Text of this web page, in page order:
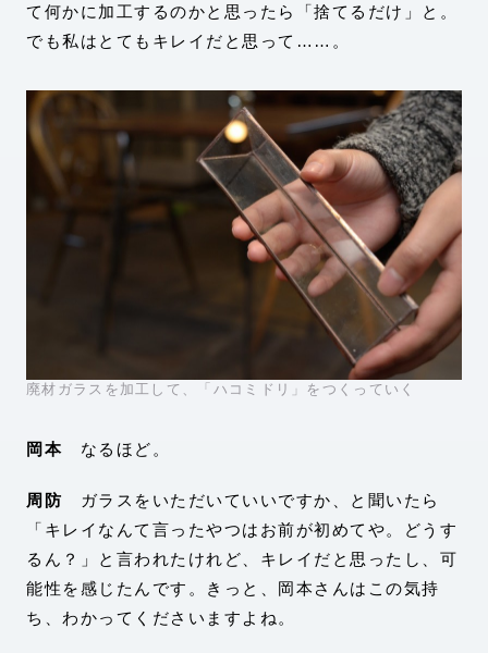
て何かに加工するのかと思ったら「捨てるだけ」と。
でも私はとてもキレイだと思って……。
廃材ガラスを加工して、「ハコミドリ」をつくっていく
岡本 なるほど。
周防 ガラスをいただいていいですか、と聞いたら
「キレイなんて言ったやつはお前が初めてや。どうす
るん？」と言われたけれど、キレイだと思ったし、可
能性を感じたんです。きっと、岡本さんはこの気持
ち、わかってくださいますよね。